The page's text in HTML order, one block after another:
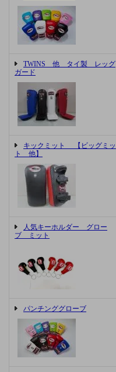
TWINS 他 タイ製 レッグ
ガード
キックミット 【ビッグミッ
ト 他】
人気キーホルダー グロー
ブ ミット
パンチンググローブ